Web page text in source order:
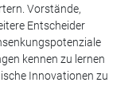
Vorstände,
Entscheider
kennen zu lernen
Innovationen zu